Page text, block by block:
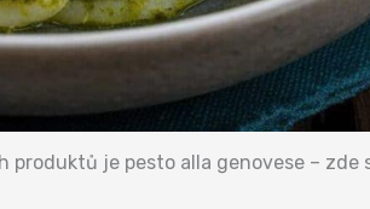
je pesto alla genovese – zde